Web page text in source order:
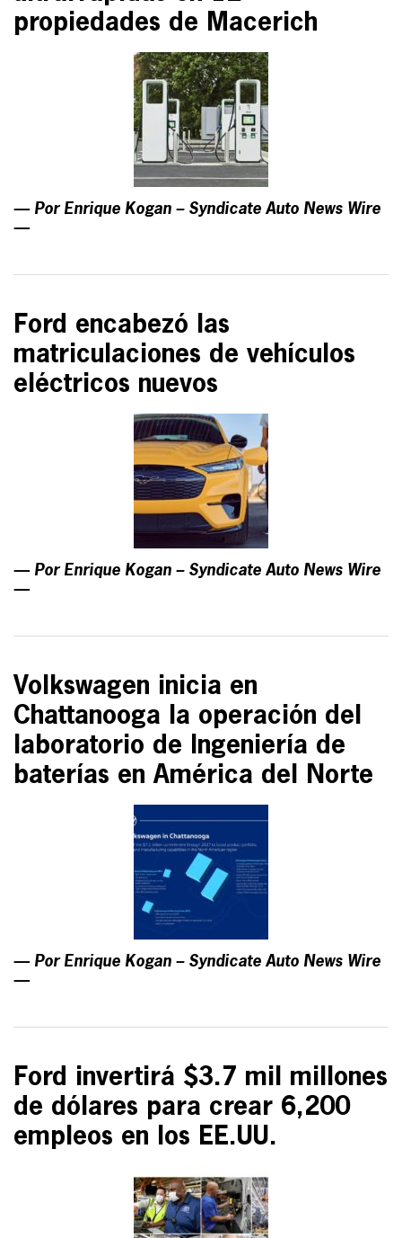
propiedades de Macerich
— Por Enrique Kogan – Syndicate Auto News Wire
—
Ford encabezó las
matriculaciones de vehículos
eléctricos nuevos
— Por Enrique Kogan – Syndicate Auto News Wire
—
Volkswagen inicia en
Chattanooga la operación del
laboratorio de Ingeniería de
baterías en América del Norte
— Por Enrique Kogan – Syndicate Auto News Wire
—
Ford invertirá $3.7 mil millones
de dólares para crear 6,200
empleos en los EE.UU.